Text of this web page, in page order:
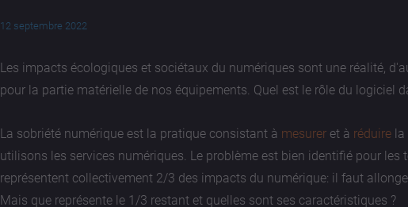
12 septembre 2022
Les impacts écologiques et sociétaux du numériques sont une réalité,
pour la partie matérielle de nos équipements. Quel est le rôle du logiciel
La sobriété numérique est la pratique consistant à mesureret à réduirela
utilisons les services numériques. Le problème est bien identifié pour les
représentent collectivement 2/3 des impacts du numérique: il faut
Mais que représente le 1/3 restant et quelles sont ses caractéristiques ?